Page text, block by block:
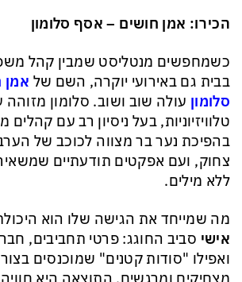
הכירו: אמן חושים – אסף סלומון
כשמחפשים מנטליסט שמבין קהל
בבית גם באירועי יוקרה, השם של אמן
סלומון עולה שוב ושוב. סלומון
טלוויזיוניות, בעל ניסיון רב עם
בהפיכת נער בר מצווה לכוכב של
צחוק, ועם אפקטים תודעתיים
ללא מילים.
מה שמייחד את הגישה שלו הוא
אישי סביב החוגג: פרטי תחביבים,
ואפילו "סודות קטנים" שמוכנסים